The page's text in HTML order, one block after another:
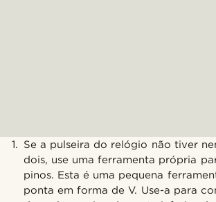
Se a pulseira do relógio não tiver
dois, use uma ferramenta própria
pinos. Esta é uma pequena
ponta em forma de V. Use-a para